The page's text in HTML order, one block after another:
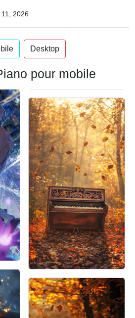
2026
Desktop
pour mobile